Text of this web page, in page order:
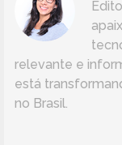
relevante e
está
no Brasil.